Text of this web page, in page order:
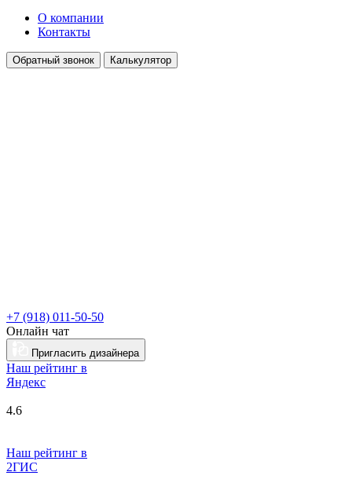
О компании
Контакты
Обратный звонок Калькулятор
+7 (918) 011-50-50
Онлайн чат
Пригласить дизайнера
Наш рейтинг в
Яндекс
4.6
Наш рейтинг в
2ГИС